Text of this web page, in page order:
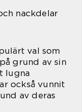
nackdelar
val som
grund av sin
lugna
också vunnit
av deras